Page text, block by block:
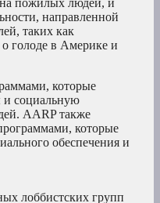
пожилых людей, и
направленной
таких как
голоде в Америке и
которые
социальную
AARP также
которые
обеспечения и
лоббистских групп